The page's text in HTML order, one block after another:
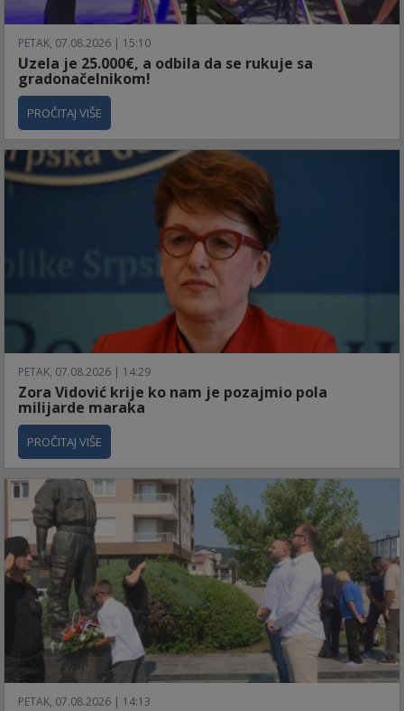
PETAK, 07.08.2026 | 15:10
Uzela je 25.000€, a odbila da se rukuje sa
gradonačelnikom!
PROČITAJ VIŠE
PETAK, 07.08.2026 | 14:29
Zora Vidović krije ko nam je pozajmio pola
milijarde maraka
PROČITAJ VIŠE
PETAK, 07.08.2026 | 14:13